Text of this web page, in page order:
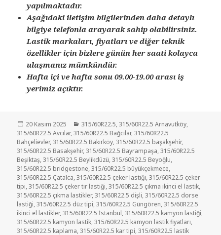
yapılmaktadır.
Aşağıdaki iletişim bilgilerinden daha detaylı
bilgiye telefonla arayarak sahip olabilirsiniz.
Lastik markaları, fiyatları ve diğer teknik
özellikler için bizlere günün her saati kolayca
ulaşmanız mümkündür.
Hafta içi ve hafta sonu 09.00-19.00 arası iş
yerimiz açıktır.
Yayın
tarihi
20 Kasım 2025 Kategoriler
315/60R22.5,315/60R22.5 Arnavutköy,
315/60R22.5 Avcılar,315/60R22.5 Bağcılar,315/60R22.5
Bahçelievler,315/60R22.5 Bakırköy,315/60R22.5 başakşehir,
315/60R22.5 Basakşehir,315/60R22.5 Bayrampaşa,315/60R22.5
Beşiktaş,315/60R22.5 Beylikdüzü,315/60R22.5 Beyoğlu,
315/60R22.5 bridgestone,315/60R22.5 büyükçekmece,
315/60R22.5 Çatalca,315/60R22.5 çeker lastiği,315/60R22.5 çeker
tipi,315/60R22.5 çeker tır lastiği,315/60R22.5 çıkma ikinci el lastik,
315/60R22.5 çıkma lastikler,315/60R22.5 dişli,315/60R22.5 dorse
lastiği,315/60R22.5 düz tipi,315/60R22.5 Güngören,315/60R22.5
ikinci el lastikler,315/60R22.5 İstanbul,315/60R22.5 kamyon lastiği,
315/60R22.5 kamyon lastik,315/60R22.5 kamyon lastik fiyatları,
315/60R22.5 kaplama,315/60R22.5 kar tipi,315/60R22.5 lastik